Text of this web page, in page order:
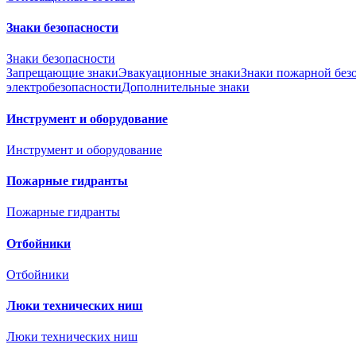
Знаки безопасности
Знаки безопасности
Запрещающие знакиЭвакуационные знакиЗнаки пожарной
электробезопасностиДополнительные знаки
Инструмент и оборудование
Инструмент и оборудование
Пожарные гидранты
Пожарные гидранты
Отбойники
Отбойники
Люки технических ниш
Люки технических ниш